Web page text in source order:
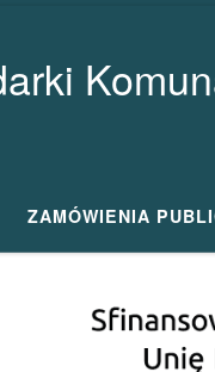
ZAMÓWIENIA